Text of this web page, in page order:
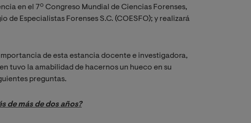
en el 7º Congreso Mundial de Ciencias Forenses,
Especialistas Forenses S.C. (COESFO); y realizará
de esta estancia docente e investigadora,
tuvo la amabilidad de hacernos un hueco en su
preguntas.
de más de dos años?